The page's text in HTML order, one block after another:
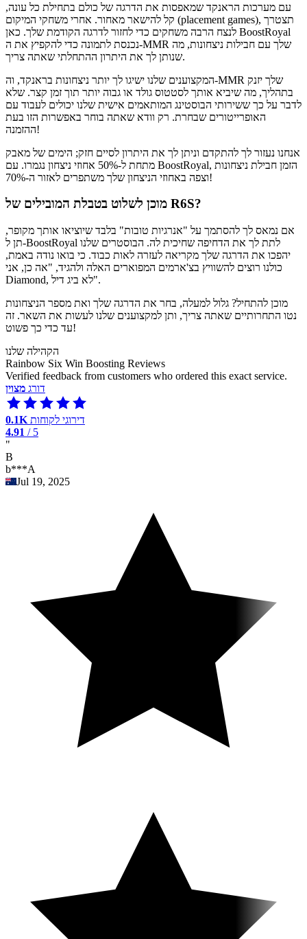
עם מערכות הראנקד שמאפסות את הדרגה של כולם בתחילת כל עונה,
קל להישאר מאחור. אחרי משחקי המיקום (placement games), תצטרך
לנצח הרבה משחקים כדי לחזור לדרגה הקודמת שלך. כאן BoostRoyal
נכנסת לתמונה כדי להקפיץ את ה-MMR שלך עם חבילות ניצחונות, מה
שנותן לך את היתרון ההתחלתי שאתה צריך.
המקצוענים שלנו ישיגו לך יותר ניצחונות בראנקד, וה-MMR שלך יזנק
בתהליך, מה שיביא אותך לסטטוס גולד או גבוה יותר תוך זמן קצר. שלא
לדבר על כך ששירותי הבוסטינג המותאמים אישית שלנו יכולים לעבוד עם
האופרייטורים שבחרת. רק וודא שאתה בוחר באפשרות הזו בעת
ההזמנה!
אנחנו נעזור לך להתקדם וניתן לך את היתרון לסיים חזק; הימים של מאבק
מתחת ל-50% אחוזי ניצחון נגמרו. עם BoostRoyal, הזמן חבילת ניצחונות
וצפה באחוזי הניצחון שלך משתפרים לאזור ה-70%!
מוכן לשלוט בטבלת המובילים של R6S?
אם נמאס לך להסתמך על "אנרגיות טובות" בלבד שיוציאו אותך מקופר,
תן ל-BoostRoyal לתת לך את הדחיפה שחיכית לה. הבוסטרים שלנו
יהפכו את הדרגה שלך מקריאה לעזרה לאות כבוד. כי בואו נודה באמת,
כולנו רוצים להשוויץ בצ'ארמים המפוארים האלה ולהגיד, "אה כן, אני
Diamond, לא ביג דיל".
מוכן להתחיל? גלול למעלה, בחר את הדרגה שלך ואת מספר הניצחונות
נטו התחרותיים שאתה צריך, ותן למקצוענים שלנו לעשות את השאר. זה
עד כדי כך פשוט!
הקהילה שלנו
Rainbow Six Win Boosting Reviews
Verified feedback from customers who ordered this exact service.
דורג מצוין
0.1K דירוגי לקוחות
4.91 / 5
"
B
b***A
Jul 19, 2025